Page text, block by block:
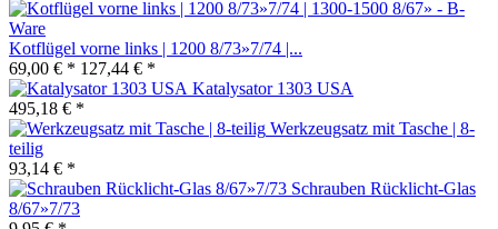
Kotflügel vorne links | 1200 8/73»7/74 |...
69,00 € * 127,44 € *
Katalysator 1303 USA
495,18 € *
Werkzeugsatz mit Tasche | 8-
teilig
93,14 € *
Schrauben Rücklicht-Glas
8/67»7/73